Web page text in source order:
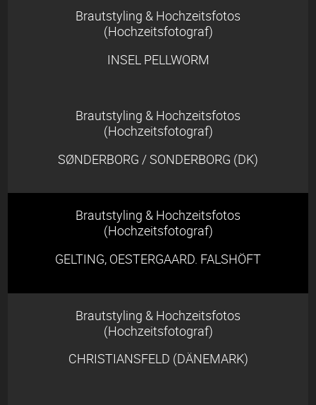
Brautstyling & Hochzeitsfotos
(Hochzeitsfotograf)
INSEL PELLWORM
Brautstyling & Hochzeitsfotos
(Hochzeitsfotograf)
SØNDERBORG / SONDERBORG (DK)
Brautstyling & Hochzeitsfotos
(Hochzeitsfotograf)
GELTING, OESTERGAARD. FALSHÖFT
Brautstyling & Hochzeitsfotos
(Hochzeitsfotograf)
CHRISTIANSFELD (DÄNEMARK)